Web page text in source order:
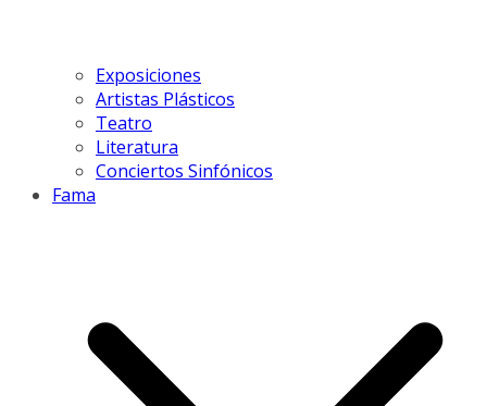
Exposiciones
Artistas Plásticos
Teatro
Literatura
Conciertos Sinfónicos
Fama